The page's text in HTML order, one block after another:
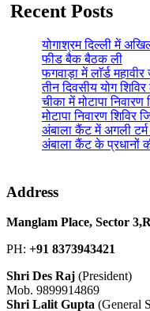
Recent Posts
योगाश्रम दिल्ली में
फीड बैक बैठक ली
फगवाड़ा में लाॅर्ड
तीन दिवसीय योग शिविर
चीका में मोटापा निवारण
मोटापा निवारण शिविर
अंबाला कैंट में अगली
अंबाला कैंट के प्रधानों
Address
Manglam Place, Sector
PH: +91 8373943421
Shri Des Raj (President)
Mob. 9899914869
Shri Lalit Gupta (General